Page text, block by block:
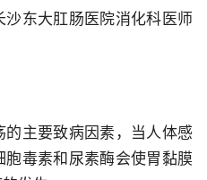
东大肛肠医院消化科医师
主要致病因素，当人体感
毒素和尿素酶会使胃黏膜